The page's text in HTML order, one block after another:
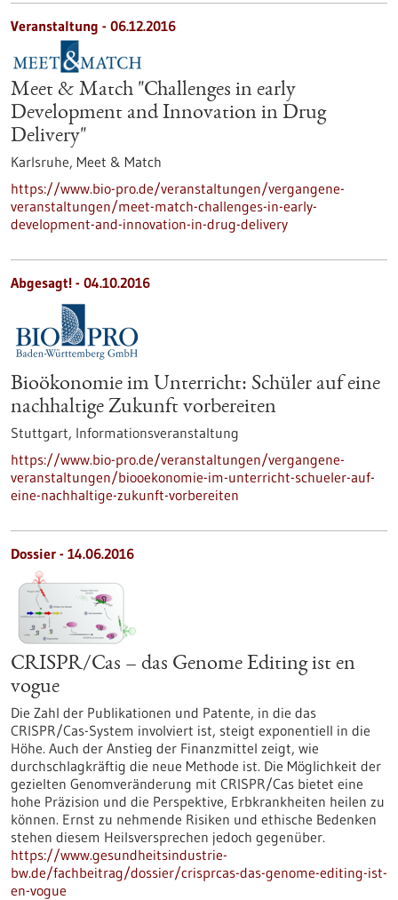
Veranstaltung - 06.12.2016
Meet & Match "Challenges in early
Development and Innovation in Drug
Delivery"
Karlsruhe, Meet & Match
https://www.bio-pro.de/veranstaltungen/vergangene-
veranstaltungen/meet-match-challenges-in-early-
development-and-innovation-in-drug-delivery
Abgesagt! - 04.10.2016
Bioökonomie im Unterricht: Schüler auf eine
nachhaltige Zukunft vorbereiten
Stuttgart, Informationsveranstaltung
https://www.bio-pro.de/veranstaltungen/vergangene-
veranstaltungen/biooekonomie-im-unterricht-schueler-auf-
eine-nachhaltige-zukunft-vorbereiten
Dossier - 14.06.2016
CRISPR/Cas – das Genome Editing ist en
vogue
Die Zahl der Publikationen und Patente, in die das
CRISPR/Cas-System involviert ist, steigt exponentiell in die
Höhe. Auch der Anstieg der Finanzmittel zeigt, wie
durchschlagkräftig die neue Methode ist. Die Möglichkeit der
gezielten Genomveränderung mit CRISPR/Cas bietet eine
hohe Präzision und die Perspektive, Erbkrankheiten heilen zu
können. Ernst zu nehmende Risiken und ethische Bedenken
stehen diesem Heilsversprechen jedoch gegenüber.
https://www.gesundheitsindustrie-
bw.de/fachbeitrag/dossier/crisprcas-das-genome-editing-ist-
en-vogue